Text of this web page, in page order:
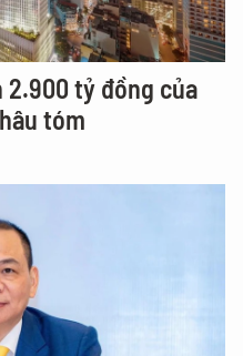
2.900 tỷ đồng của
tóm